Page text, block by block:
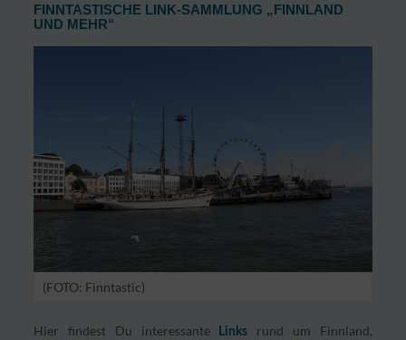
FINNTASTISCHE LINK-SAMMLUNG „FINNLAND
UND MEHR“
(FOTO: Finntastic)
Hier findest Du interessante Links
rund um Finnland,